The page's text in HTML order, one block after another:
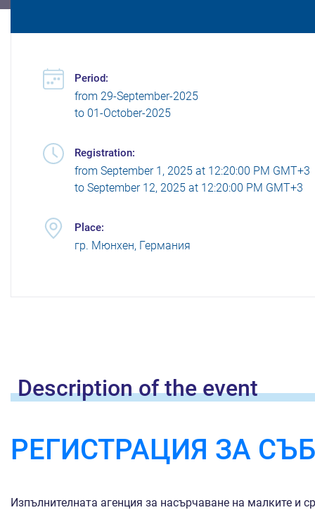
Period:
from 29-September-2025
to 01-October-2025
Registration:
from September 1, 2025 at 12:20:00 PM GMT+3
to September 12, 2025 at 12:20:00 PM GMT+3
Place:
гр. Мюнхен, Германия
Description of theevent
РЕГИСТРАЦИЯ ЗА
Изпълнителната агенция за насърчаване на малките и